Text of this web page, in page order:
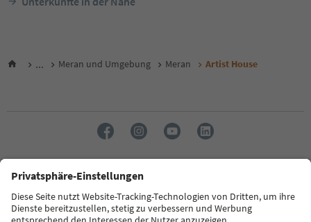
... Meran und Umgebung Meran Artist House
Sprache: Deutsch
FAQ Kontakt Presse MICE Datenschutzerklärung